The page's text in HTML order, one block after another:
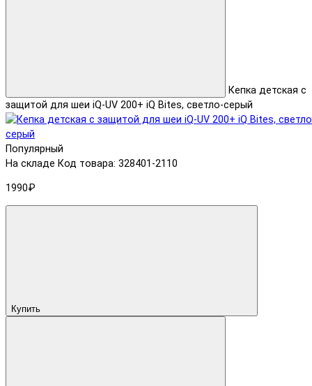
Кепка детская с
защитой для шеи iQ-UV 200+ iQ Bites, светло-серый
Популярный
На складе Код товара: 328401-2110
1990₽
Купить